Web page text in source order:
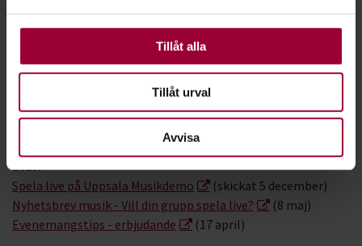
Tillåt alla
Tillåt urval
Avvisa
Med ögon känsliga för grönt
(5 april)
Musiknyhetsbrev:
Nyhetsbrev Musik – Vill din grupp spela live?
(skickat 21
2025:
Spela live på Uppsala Musikdemo
(skickat 5 december)
Nyhetsbrev musik - Vill din grupp spela live?
(8 maj)
Evenemangstips - erbjudande
(17 april)